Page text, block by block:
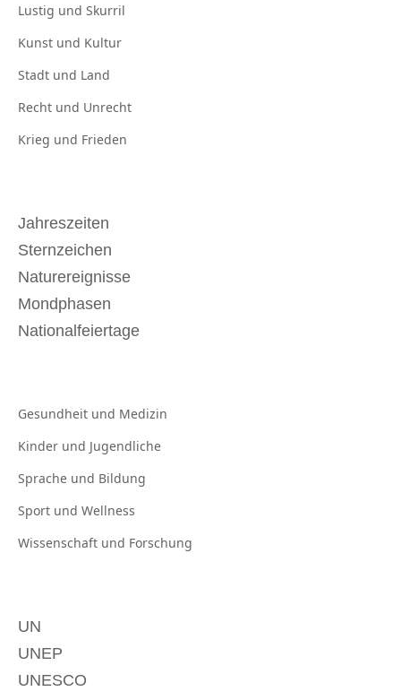
Lustig und Skurril
Kunst und Kultur
Stadt und Land
Recht und Unrecht
Krieg und Frieden
Jahreszeiten
Sternzeichen
Naturereignisse
Mondphasen
Nationalfeiertage
Gesundheit und Medizin
Kinder und Jugendliche
Sprache und Bildung
Sport und Wellness
Wissenschaft und Forschung
UN
UNEP
UNESCO